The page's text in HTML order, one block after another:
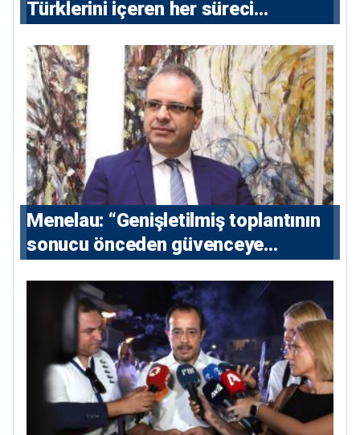
Türklerini içeren her süreci
Menelau: “Genişletilmiş toplantının
sonucu önceden güvenceye